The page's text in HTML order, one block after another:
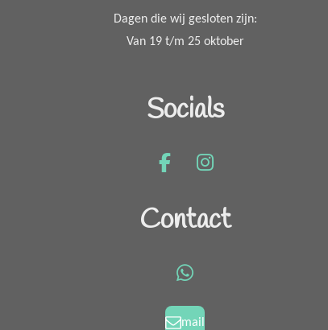
Dagen die wij gesloten zijn:
Van 19 t/m 25 oktober
Socials
F
c
e
k
I
s
t
a
Contact
W
a
mail